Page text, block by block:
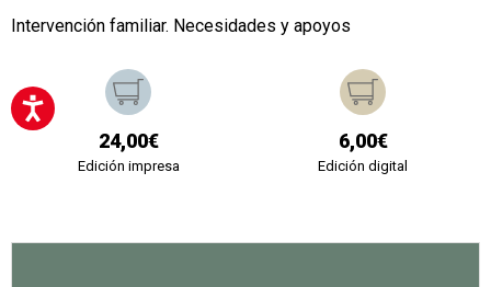
Intervención familiar. Necesidades y apoyos
24,00€
Edición impresa
6,00€
Edición digital